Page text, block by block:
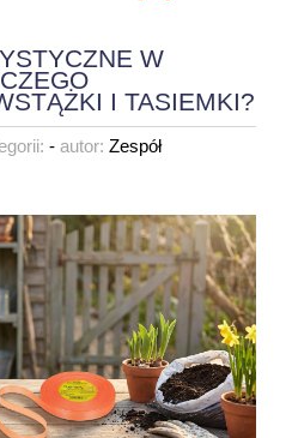
W
I TASIEMKI?
- autor: Zespół